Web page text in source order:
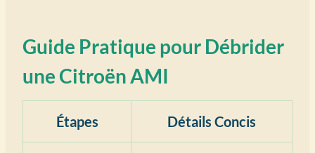
Guide Pratique pour Débrider
une Citroën AMI
Étapes Détails Concis